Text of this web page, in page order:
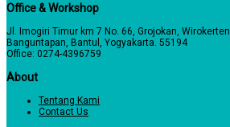
Office & Workshop
Jl. Imogiri Timur km 7 No. 66, Grojokan, Wirokerten
Banguntapan, Bantul, Yogyakarta. 55194
Office: 0274-4396759
About
Tentang Kami
Contact Us